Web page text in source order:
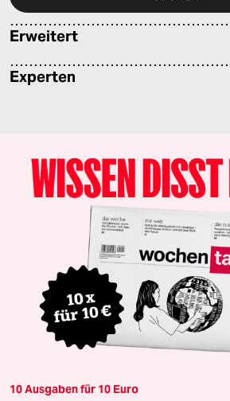
Erweitert
Experten
10 Ausgaben für 10 Euro